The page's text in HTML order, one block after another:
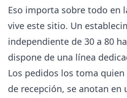
Eso importa sobre todo en
vive este sitio. Un
independiente de 30 a 80
dispone de una línea
Los pedidos los toma
de recepción, se anotan en